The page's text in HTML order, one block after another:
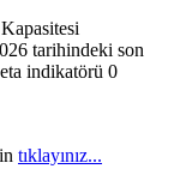
tarihindeki son
indikatörü 0
tıklayınız...